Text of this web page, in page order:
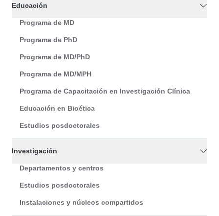
Educación
Programa de MD
Programa de PhD
Programa de MD/PhD
Programa de MD/MPH
Programa de Capacitación en Investigación Clínica
Educación en Bioética
Estudios posdoctorales
Investigación
Departamentos y centros
Estudios posdoctorales
Instalaciones y núcleos compartidos